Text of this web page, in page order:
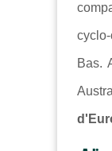
Bas.